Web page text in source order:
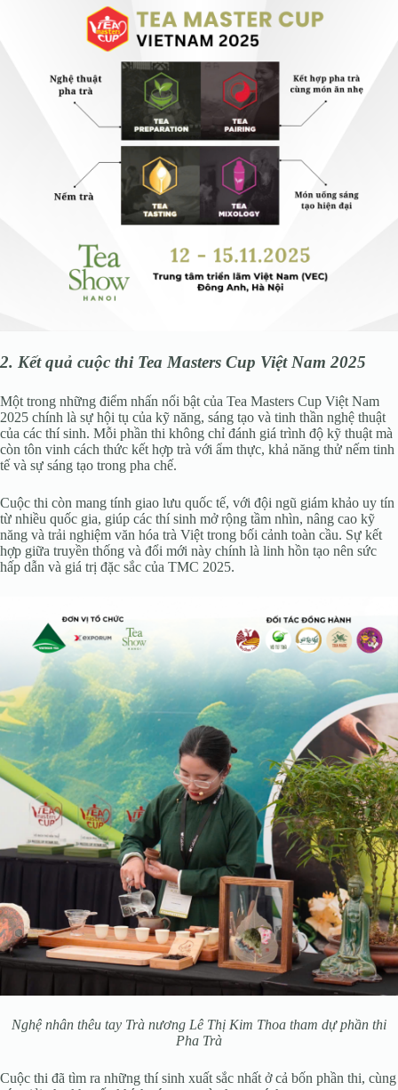
2. Kết quả cuộc thi Tea Masters Cup Việt Nam 2025
Một trong những điểm nhấn nổi bật của Tea Masters Cup Việt Nam
2025 chính là sự hội tụ của kỹ năng, sáng tạo và tinh thần nghệ thuật
của các thí sinh. Mỗi phần thi không chỉ đánh giá trình độ kỹ thuật mà
còn tôn vinh cách thức kết hợp trà với ẩm thực, khả năng thử nếm tinh
tế và sự sáng tạo trong pha chế.
Cuộc thi còn mang tính giao lưu quốc tế, với đội ngũ giám khảo uy tín
từ nhiều quốc gia, giúp các thí sinh mở rộng tầm nhìn, nâng cao kỹ
năng và trải nghiệm văn hóa trà Việt trong bối cảnh toàn cầu. Sự kết
hợp giữa truyền thống và đổi mới này chính là linh hồn tạo nên sức
hấp dẫn và giá trị đặc sắc của TMC 2025.
Nghệ nhân thêu tay Trà nương Lê Thị Kim Thoa tham dự phần thi
Pha Trà
Cuộc thi đã tìm ra những thí sinh xuất sắc nhất ở cả bốn phần thi, cùng